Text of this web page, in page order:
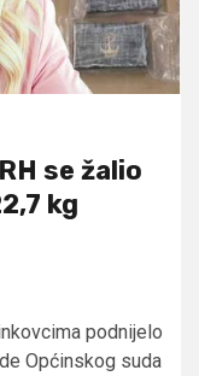
se žalio
kg
podnijelo
Općinskog suda